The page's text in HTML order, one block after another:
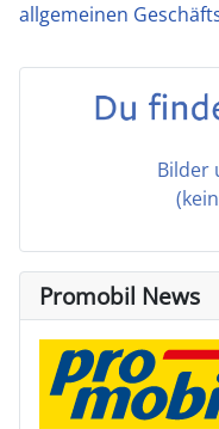
allgemeinen
Bilder
Promobil News